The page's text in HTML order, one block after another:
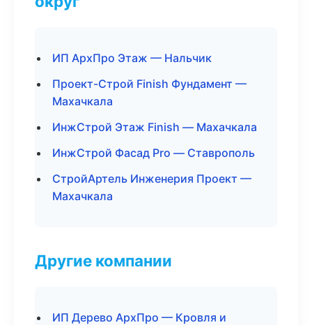
ИП АрхПро Этаж — Нальчик
Проект-Строй Finish Фундамент —
Махачкала
ИнжСтрой Этаж Finish — Махачкала
ИнжСтрой Фасад Pro — Ставрополь
СтройАртель Инженерия Проект —
Махачкала
Другие компании
ИП Дерево АрхПро — Кровля и